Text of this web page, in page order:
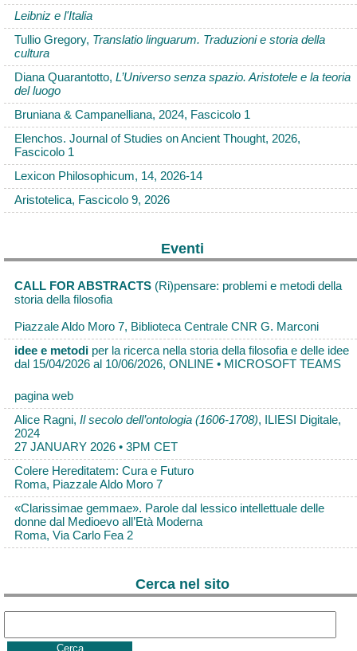
Leibniz e l'Italia
Tullio Gregory, Translatio linguarum. Traduzioni e storia della
cultura
Diana Quarantotto, L’Universo senza spazio. Aristotele e la teoria
del luogo
Bruniana & Campanelliana, 2024, Fascicolo 1
Elenchos. Journal of Studies on Ancient Thought, 2026,
Fascicolo 1
Lexicon Philosophicum, 14, 2026-14
Aristotelica, Fascicolo 9, 2026
Eventi
CALL FOR ABSTRACTS (Ri)pensare: problemi e metodi della
storia della filosofia
Piazzale Aldo Moro 7, Biblioteca Centrale CNR G. Marconi
idee e metodi per la ricerca nella storia della filosofia e delle idee
dal 15/04/2026 al 10/06/2026, ONLINE • MICROSOFT TEAMS
pagina web
Alice Ragni, Il secolo dell’ontologia (1606-1708), ILIESI Digitale,
2024
27 JANUARY 2026 • 3PM CET
Colere Hereditatem: Cura e Futuro
Roma, Piazzale Aldo Moro 7
«Clarissimae gemmae». Parole dal lessico intellettuale delle
donne dal Medioevo all’Età Moderna
Roma, Via Carlo Fea 2
Cerca nel sito